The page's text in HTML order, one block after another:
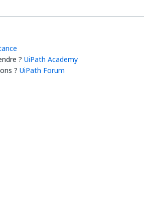
? UiPath Academy
? UiPath Forum